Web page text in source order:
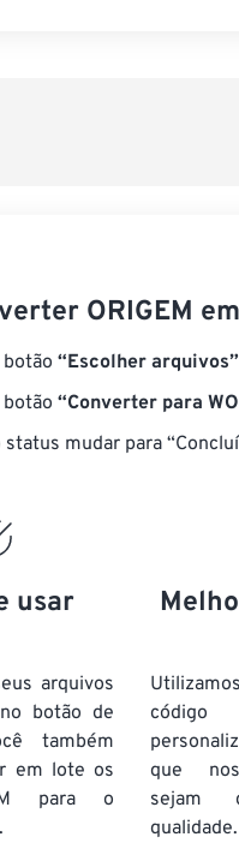
ORIGEM
“Escolher arquivos”
“Converter para
status mudar para
usar
arquivos
botão de
também
em loteos
para o
que
sejam